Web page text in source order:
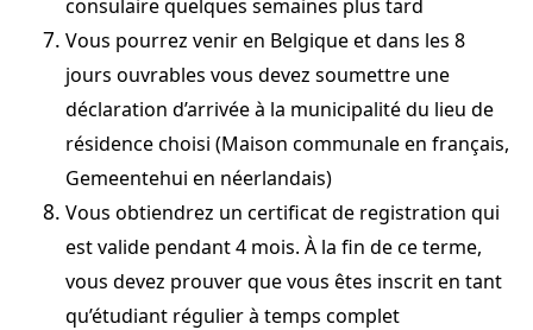
consulaire quelques semaines plus tard
Vous pourrez venir en Belgique et dans les 8
jours ouvrables vous devez soumettre une
déclaration d’arrivée à la municipalité du lieu de
résidence choisi (Maison communale en français,
Gemeentehui en néerlandais)
Vous obtiendrez un certificat de registration qui
est valide pendant 4 mois. À la fin de ce terme,
vous devez prouver que vous êtes inscrit en tant
qu’étudiant régulier à temps complet